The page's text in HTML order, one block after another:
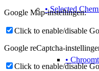
• Selected
•
Google Map-instellingen:
Click to enable/disable
Google reCaptcha-
Click to enable/disable